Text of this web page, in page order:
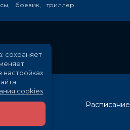
боевик, триллер
Расписание
сохраняет
настройках
cookies